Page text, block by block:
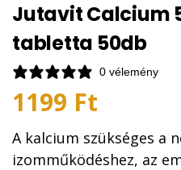
Jutavit Calcium
tabletta 50db
0 vélemény
1199 Ft
A kalcium szükséges a
izomműködéshez, az